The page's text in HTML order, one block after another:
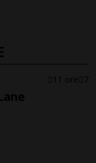
11 ore 7